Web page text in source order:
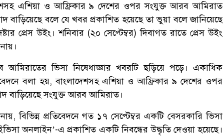
এশিয়া ও আফ্রিকার ৯ দেশের ওপর সংযুক্ত আরব আমিরাত
বাড়িয়েছে বলে যে খবর প্রকাশিত হয়েছে তা ভুয়া বলে জানিয়েছে
প্রেস উইং। শনিবার (২০ সেপ্টেম্বর) দিবাগত রাতে প্রেস উইং
ভিসা নিষেধাজ্ঞার খবরটি ছড়িয়ে পড়ে। একাধিক
বলা হয়, বাংলাদেশসহ এশিয়া ও আফ্রিকার ৯ দেশের ওপর
বাড়িয়েছে সংযুক্ত আরব আমিরাত।
বিভিন্ন প্রতিবেদনে গত ১৭ সেপ্টেম্বর একটি বেসরকারি ভিসা
অনলাইন’-এ প্রকাশিত একটি নিবন্ধের উদ্ধৃতি দেওয়া হয়েছে।